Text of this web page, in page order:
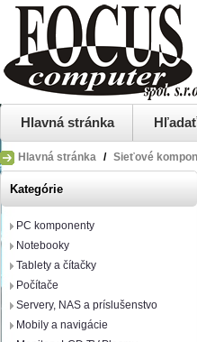
Hlavná stránka Hľadať
Hlavná stránka / Sieťové
Kategórie
PC komponenty
Notebooky
Tablety a čítačky
Počítače
Servery, NAS a príslušenstvo
Mobily a navigácie